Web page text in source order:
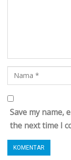
Save my name,
the next time I